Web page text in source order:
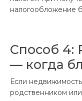
налогообложение
Способ 4:
— когда
Если
родственником